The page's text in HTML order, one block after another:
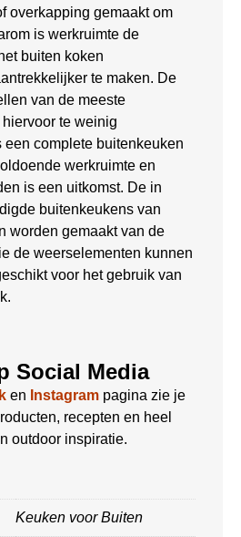
overkapping gemaakt om
is werkruimte de
buiten koken
te maken. De
van de meeste
te weinig
complete buitenkeuken
werkruimte en
is een uitkomst. De in
buitenkeukens van
worden gemaakt van de
de weerselementen kunnen
voor het gebruik van
Social Media
en Instagram pagina zie je
recepten en heel
outdoor inspiratie.
Keuken voor Buiten